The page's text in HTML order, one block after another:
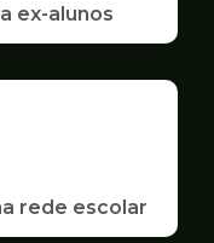
ex-alunos
rede escolar